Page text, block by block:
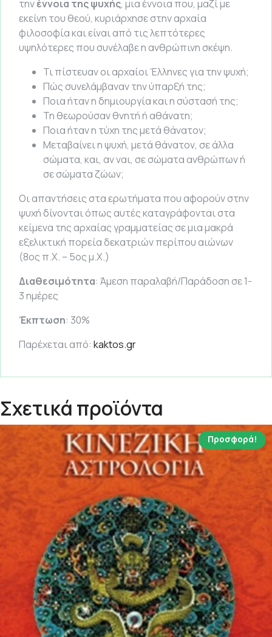
τηνέννοια της ψυχής, μια έννοια που, μαζί με
εκείνη του θεού, κυριάρχησε στην αρχαία
φιλοσοφία και είναι από τις λεπτότερες
υψηλότερες που συνέλαβε η ανθρώπινη σκέψη.
Τι πίστευαν οι αρχαίοι Έλληνες για την ψυχή;
Πώς συνελάμβαναν την ύπαρξή της;
Ποια ήταν η δημιουργία και η σύστασή της;
Τη θεωρούσαν θνητή ή αθάνατη;
Ποια ήταν η τύχη της μετά θάνατον;
Μεταβαίνει η ψυχή, μετά θάνατον, σε άλλα
σώματα, και, αν ναι, σε σώματα ανθρώπων ή
σε σώματα ζώων;
Οι απαντήσεις στα ερωτήματα που αφορούν στην
ψυχή δίνονται όπως αυτές καταγράφονται στα
κείμενα της αρχαίας γραμματείας σε μια μακρά
εξελικτική πορεία δεκατριών περίπου αιώνων
(8ος π.Χ. – 5ος μ.Χ.)
Διαθεσιμότητα: Άμεση παραλαβή/Παράδοση σε 1-
3 ημέρες
Έκπτωση: 30%
Παρέχεται από: kaktos.gr
Σχετικά προϊόντα
Προσφορά!